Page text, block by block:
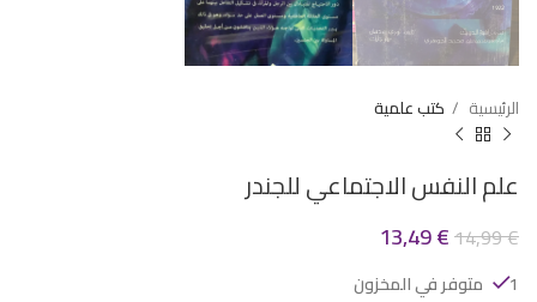
الرئيسية كتب علمية
علم النفس الاجتماعي للجندر
14,99€
13,49€
1 متوفر في المخزون